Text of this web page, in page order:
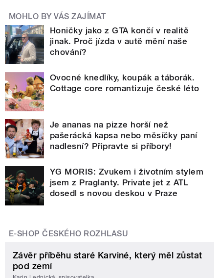
MOHLO BY VÁS ZAJÍMAT
Honičky jako z GTA končí v realitě
jinak. Proč jízda v autě mění naše
chování?
Ovocné knedlíky, koupák a táborák.
Cottage core romantizuje české léto
Je ananas na pizze horší než
pašerácká kapsa nebo měsíčky paní
nadlesní? Připravte si příbory!
YG MORIS: Zvukem i životním stylem
jsem z Praglanty. Private jet z ATL
dosedl s novou deskou v Praze
E-SHOP ČESKÉHO ROZHLASU
Závěr příběhu staré Karviné, který měl zůstat
pod zemí